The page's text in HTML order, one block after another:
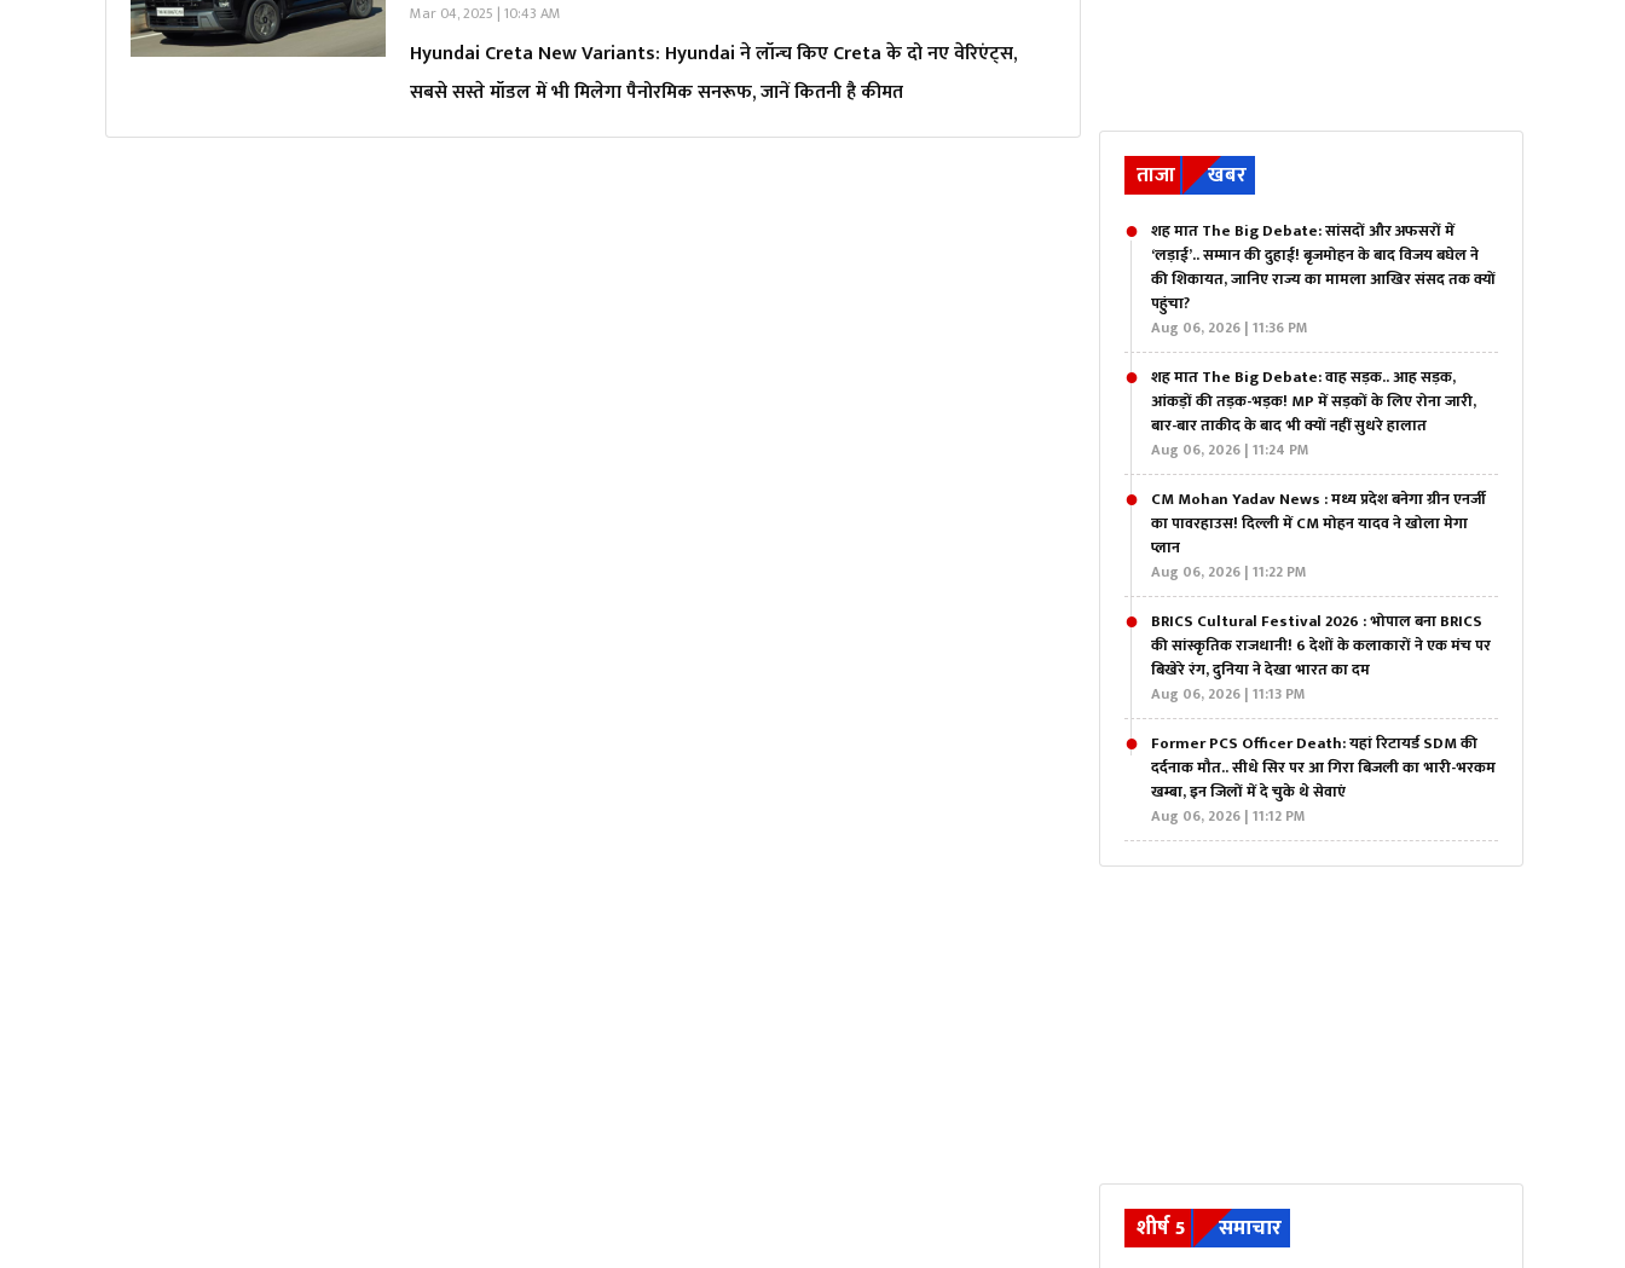
Mar 04, 2025 | 10:43 AM
Hyundai Creta New Variants: Hyundai ने लॉन्च किए Creta के दो नए वेरिएंट्स,
सबसे सस्ते मॉडल में भी मिलेगा पैनोरमिक सनरूफ, जानें कितनी है कीमत
ताजा खबर
शह मात The Big Debate: सांसदों और अफसरों में
‘लड़ाई’.. सम्मान की दुहाई! बृजमोहन के बाद विजय बघेल ने
की शिकायत, जानिए राज्य का मामला आखिर संसद तक क्यों
पहुंचा?
Aug 06, 2026 | 11:36 PM
शह मात The Big Debate: वाह सड़क.. आह सड़क,
आंकड़ों की तड़क-भड़क! MP में सड़कों के लिए रोना जारी,
बार-बार ताकीद के बाद भी क्यों नहीं सुधरे हालात
Aug 06, 2026 | 11:24 PM
CM Mohan Yadav News : मध्य प्रदेश बनेगा ग्रीन एनर्जी
का पावरहाउस! दिल्ली में CM मोहन यादव ने खोला मेगा
प्लान
Aug 06, 2026 | 11:22 PM
BRICS Cultural Festival 2026 : भोपाल बना BRICS
की सांस्कृतिक राजधानी! 6 देशों के कलाकारों ने एक मंच पर
बिखेरे रंग, दुनिया ने देखा भारत का दम
Aug 06, 2026 | 11:13 PM
Former PCS Officer Death: यहां रिटायर्ड SDM की
दर्दनाक मौत.. सीधे सिर पर आ गिरा बिजली का भारी-भरकम
खम्बा, इन जिलों में दे चुके थे सेवाएं
Aug 06, 2026 | 11:12 PM
शीर्ष 5 समाचार